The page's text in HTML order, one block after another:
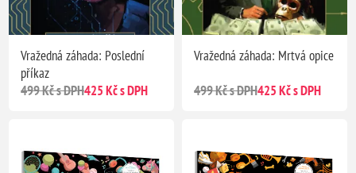
Vražedná záhada: Poslední
příkaz
499 Kč s DPH425 Kč s DPH
Vražedná záhada: Mrtvá opice
499 Kč s DPH425 Kč s DPH